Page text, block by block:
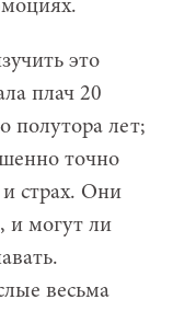
это
плач 20
полутора лет;
точно
и страх. Они
и могут ли
весьма